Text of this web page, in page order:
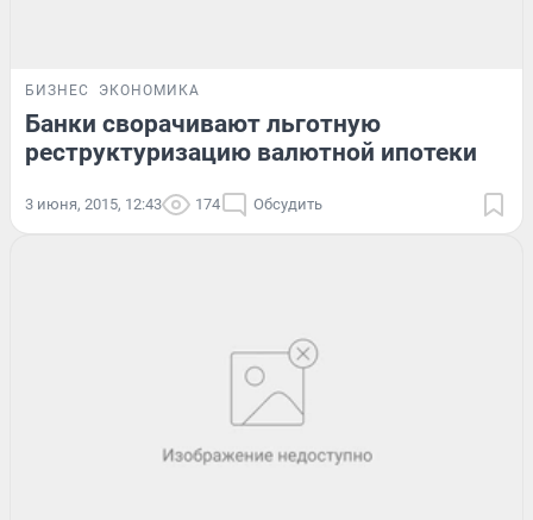
БИЗНЕС ЭКОНОМИКА
Банки сворачивают льготную
реструктуризацию валютной ипотеки
3 июня, 2015, 12:43 174 Обсудить